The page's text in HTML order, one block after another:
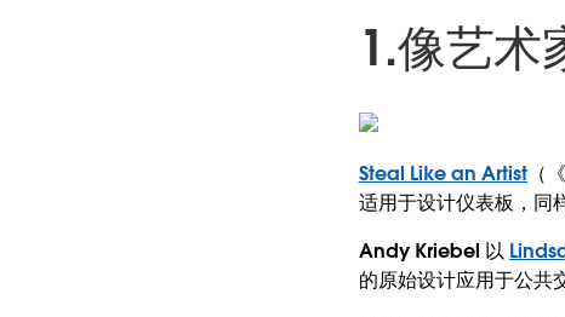
1.像艺术
Steal Like an Artist （
适用于设计仪表板，同
Andy Kriebel 以
的原始设计应用于公共